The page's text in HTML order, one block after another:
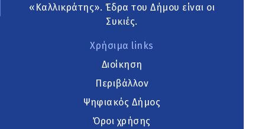
«Καλλικράτης». Έδρα του Δήμου είναι οι
Συκιές.
Χρήσιμα links
Διοίκηση
Περιβάλλον
Ψηφιακός Δήμος
Όροι χρήσης